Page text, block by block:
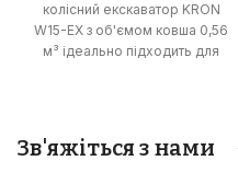
колісний екскаватор KRON
W15-EX з об'ємом ковша 0,56
м³ ідеально підходить для
потужністю 92 кВт та
маневреності, забезпечує
Зв'яжіться з нами